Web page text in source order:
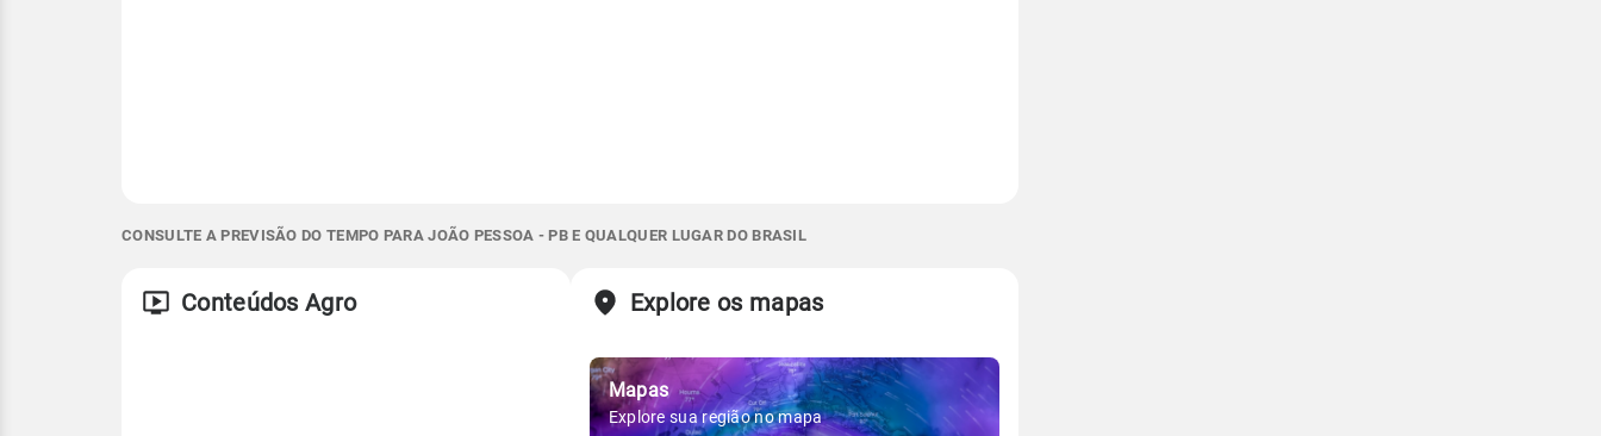
CONSULTE A PREVISÃO DO TEMPO PARA JOÃO PESSOA - PB E QUALQUER LUGAR DO BRASIL
Conteúdos Agro Explore os mapas
Mapas
Explore sua região no mapa